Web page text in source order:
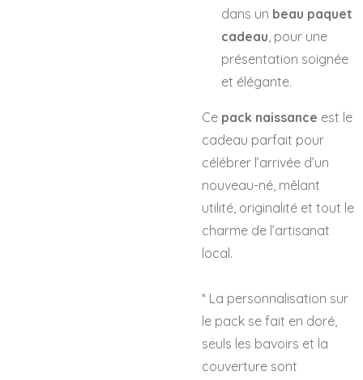
dans un beau paquet
cadeau, pour une
présentation soignée
et élégante.
Ce pack naissance est le
cadeau parfait pour
célébrer l’arrivée d’un
nouveau-né, mêlant
utilité, originalité et tout le
charme de l’artisanat
local.
* La personnalisation sur
le pack se fait en doré,
seuls les bavoirs et la
couverture sont